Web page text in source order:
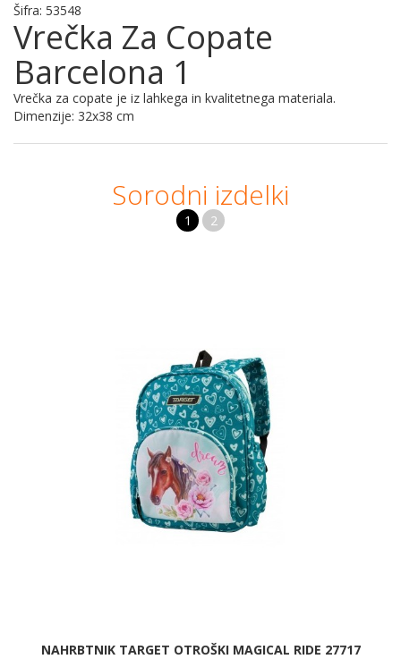
Šifra: 53548
Vrečka Za Copate
Barcelona 1
Vrečka za copate je iz lahkega in kvalitetnega materiala.
Dimenzije: 32x38 cm
Sorodni izdelki
1 2
NAHRBTNIK TARGET OTROŠKI MAGICAL RIDE 27717